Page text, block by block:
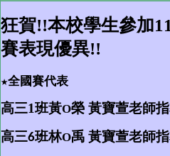
狂賀!!本校學生參加
賽表現優異!!
★全國賽代表
高三1班黃O榮 黃寶萱老師
高三6班林O禹 黃寶萱老師